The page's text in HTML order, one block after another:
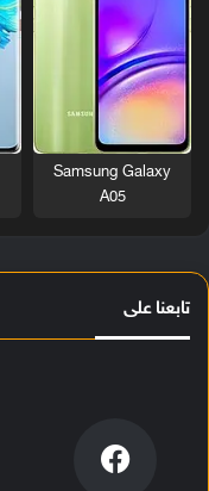
Samsung Galaxy
A05
تابعنا على